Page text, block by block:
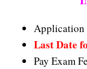
Application
Last Date
Pay Exam